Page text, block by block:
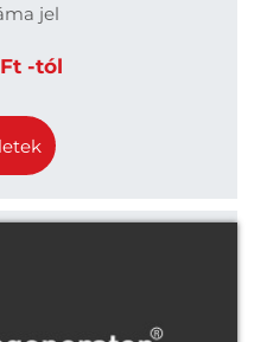
jel
-tól